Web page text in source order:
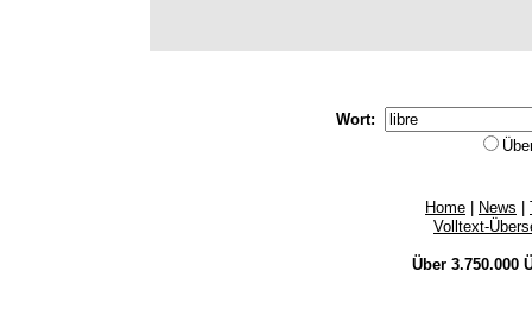
Wort:
Home News
Volltext-
Über 3.750.000